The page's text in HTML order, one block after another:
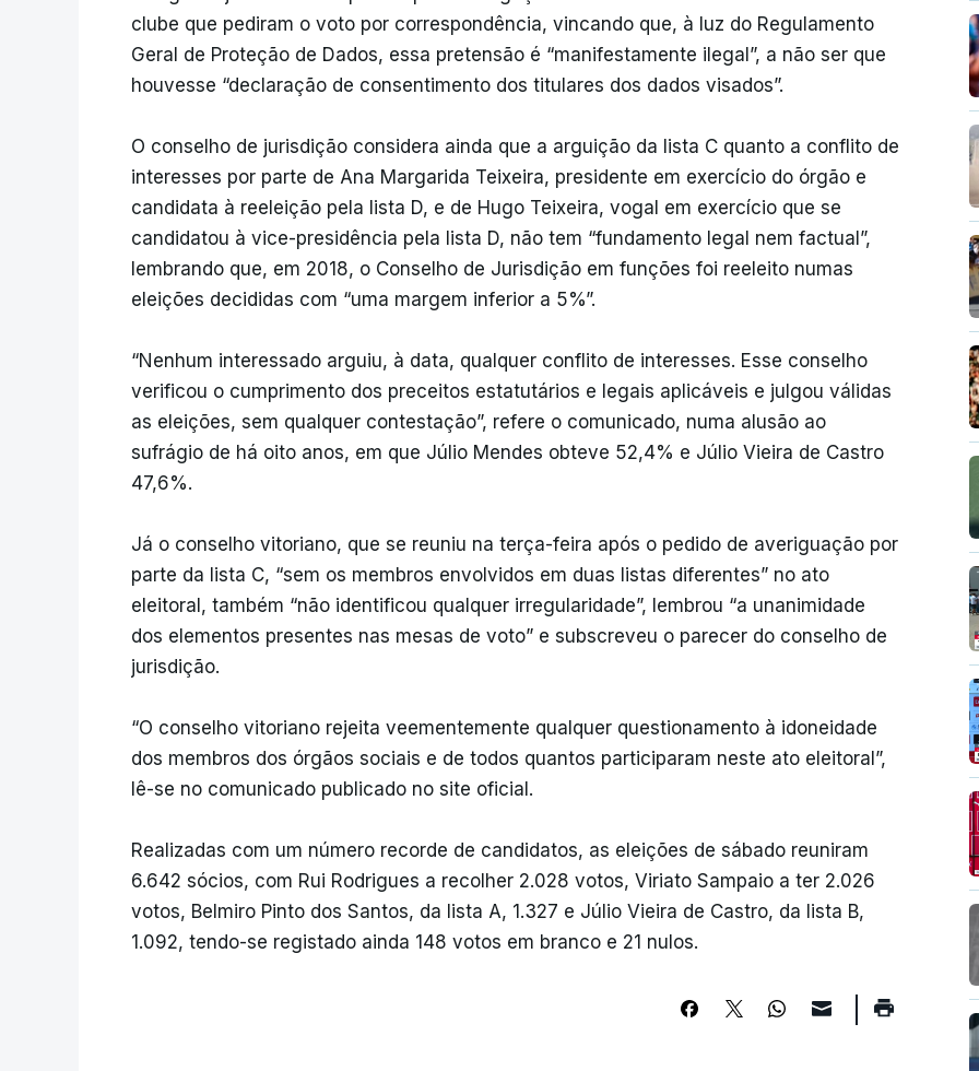
clube que pediram o voto por correspondência, vincando que, à luz do Regulamento
Geral de Proteção de Dados, essa pretensão é “manifestamente ilegal”, a não ser que
houvesse “declaração de consentimento dos titulares dos dados visados”.
O conselho de jurisdição considera ainda que a arguição da lista C quanto a conflito de
interesses por parte de Ana Margarida Teixeira, presidente em exercício do órgão e
candidata à reeleição pela lista D, e de Hugo Teixeira, vogal em exercício que se
candidatou à vice-presidência pela lista D, não tem “fundamento legal nem factual”,
lembrando que, em 2018, o Conselho de Jurisdição em funções foi reeleito numas
eleições decididas com “uma margem inferior a 5%”.
“Nenhum interessado arguiu, à data, qualquer conflito de interesses. Esse conselho
verificou o cumprimento dos preceitos estatutários e legais aplicáveis e julgou válidas
as eleições, sem qualquer contestação”, refere o comunicado, numa alusão ao
sufrágio de há oito anos, em que Júlio Mendes obteve 52,4% e Júlio Vieira de Castro
47,6%.
Já o conselho vitoriano, que se reuniu na terça-feira após o pedido de averiguação por
parte da lista C, “sem os membros envolvidos em duas listas diferentes” no ato
eleitoral, também “não identificou qualquer irregularidade”, lembrou “a unanimidade
dos elementos presentes nas mesas de voto” e subscreveu o parecer do conselho de
jurisdição.
“O conselho vitoriano rejeita veementemente qualquer questionamento à idoneidade
dos membros dos órgãos sociais e de todos quantos participaram neste ato eleitoral”,
lê-se no comunicado publicado no site oficial.
Realizadas com um número recorde de candidatos, as eleições de sábado reuniram
6.642 sócios, com Rui Rodrigues a recolher 2.028 votos, Viriato Sampaio a ter 2.026
votos, Belmiro Pinto dos Santos, da lista A, 1.327 e Júlio Vieira de Castro, da lista B,
1.092, tendo-se registado ainda 148 votos em branco e 21 nulos.